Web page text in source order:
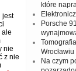
jest
ale
nie
z nie
które
Porsche
Wrocławiu
Na czym